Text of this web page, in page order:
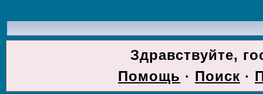
Здравствуйте,
Помощь · Поиск ·